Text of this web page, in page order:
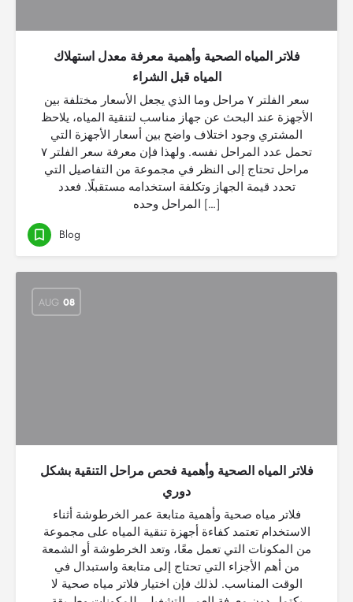
فلاتر المياه الصحية وأهمية معرفة معدل استهلاك
المياه قبل الشراء
سعر الفلتر ٧ مراحل وما الذي يجعل الأسعار مختلفة بين
الأجهزة عند البحث عن جهاز مناسب لتنقية المياه، يلاحظ
المشتري وجود اختلاف واضح بين أسعار الأجهزة التي
تحمل عدد المراحل نفسه. ولهذا فإن معرفة سعر الفلتر ٧
مراحل تحتاج إلى النظر في مجموعة من التفاصيل التي
تحدد قيمة الجهاز وتكلفة استخدامه مستقبلًا. فعدد
المراحل وحده […]
Blog
AUG 08
فلاتر المياه الصحية وأهمية فحص مراحل التنقية بشكل
دوري
فلاتر مياه صحية وأهمية متابعة عمر الخرطوشة أثناء
الاستخدام تعتمد كفاءة أجهزة تنقية المياه على مجموعة
من المكونات التي تعمل معًا، وتعد الخرطوشة أو الشمعة
من أهم الأجزاء التي تحتاج إلى متابعة واستبدال في
الوقت المناسب. لذلك فإن اختيار فلاتر مياه صحية لا